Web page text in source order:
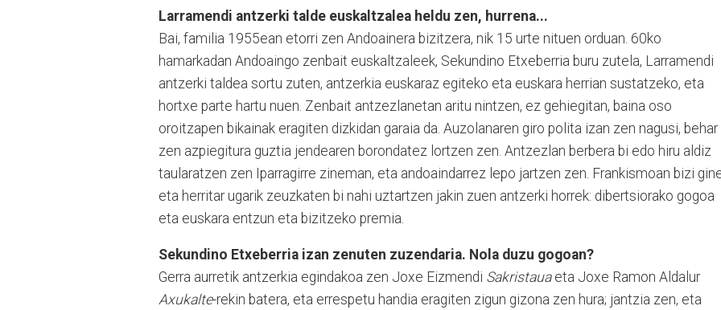
Larramendi antzerki talde euskaltzalea heldu zen, hurrena...
Bai, familia 1955ean etorri zen Andoainera bizitzera, nik 15 urte nituen orduan. 60ko
hamarkadan Andoaingo zenbait euskaltzaleek, Sekundino Etxeberria buru zutela, Larramendi
antzerki taldea sortu zuten, antzerkia euskaraz egiteko eta euskara herrian sustatzeko, eta
hortxe parte hartu nuen. Zenbait antzezlanetan aritu nintzen, ez gehiegitan, baina oso
oroitzapen bikainak eragiten dizkidan garaia da. Auzolanaren giro polita izan zen nagusi, behar
zen azpiegitura guztia jendearen borondatez lortzen zen. Antzezlan berbera bi edo hiru aldiz
taularatzen zen Iparragirre zineman, eta andoaindarrez lepo jartzen zen. Frankismoan bizi
eta herritar ugarik zeuzkaten bi nahi uztartzen jakin zuen antzerki horrek: dibertsiorako gogoa
eta euskara entzun eta bizitzeko premia.
Sekundino Etxeberria izan zenuten zuzendaria. Nola duzu gogoan?
Gerra aurretik antzerkia egindakoa zen Joxe Eizmendi Sakristauaeta Joxe Ramon Aldalur
Axukalte-rekin batera, eta errespetu handia eragiten zigun gizona zen hura; jantzia zen, eta